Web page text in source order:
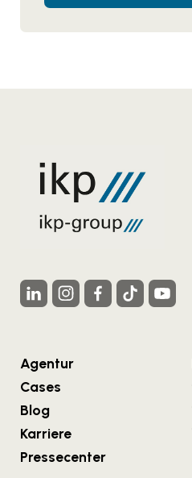
Agentur
Cases
Blog
Karriere
Pressecenter